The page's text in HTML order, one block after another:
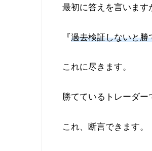
最初に答えを言います
『過去検証しないと勝
これに尽きます。
勝てているトレーダー
これ、断言できます。